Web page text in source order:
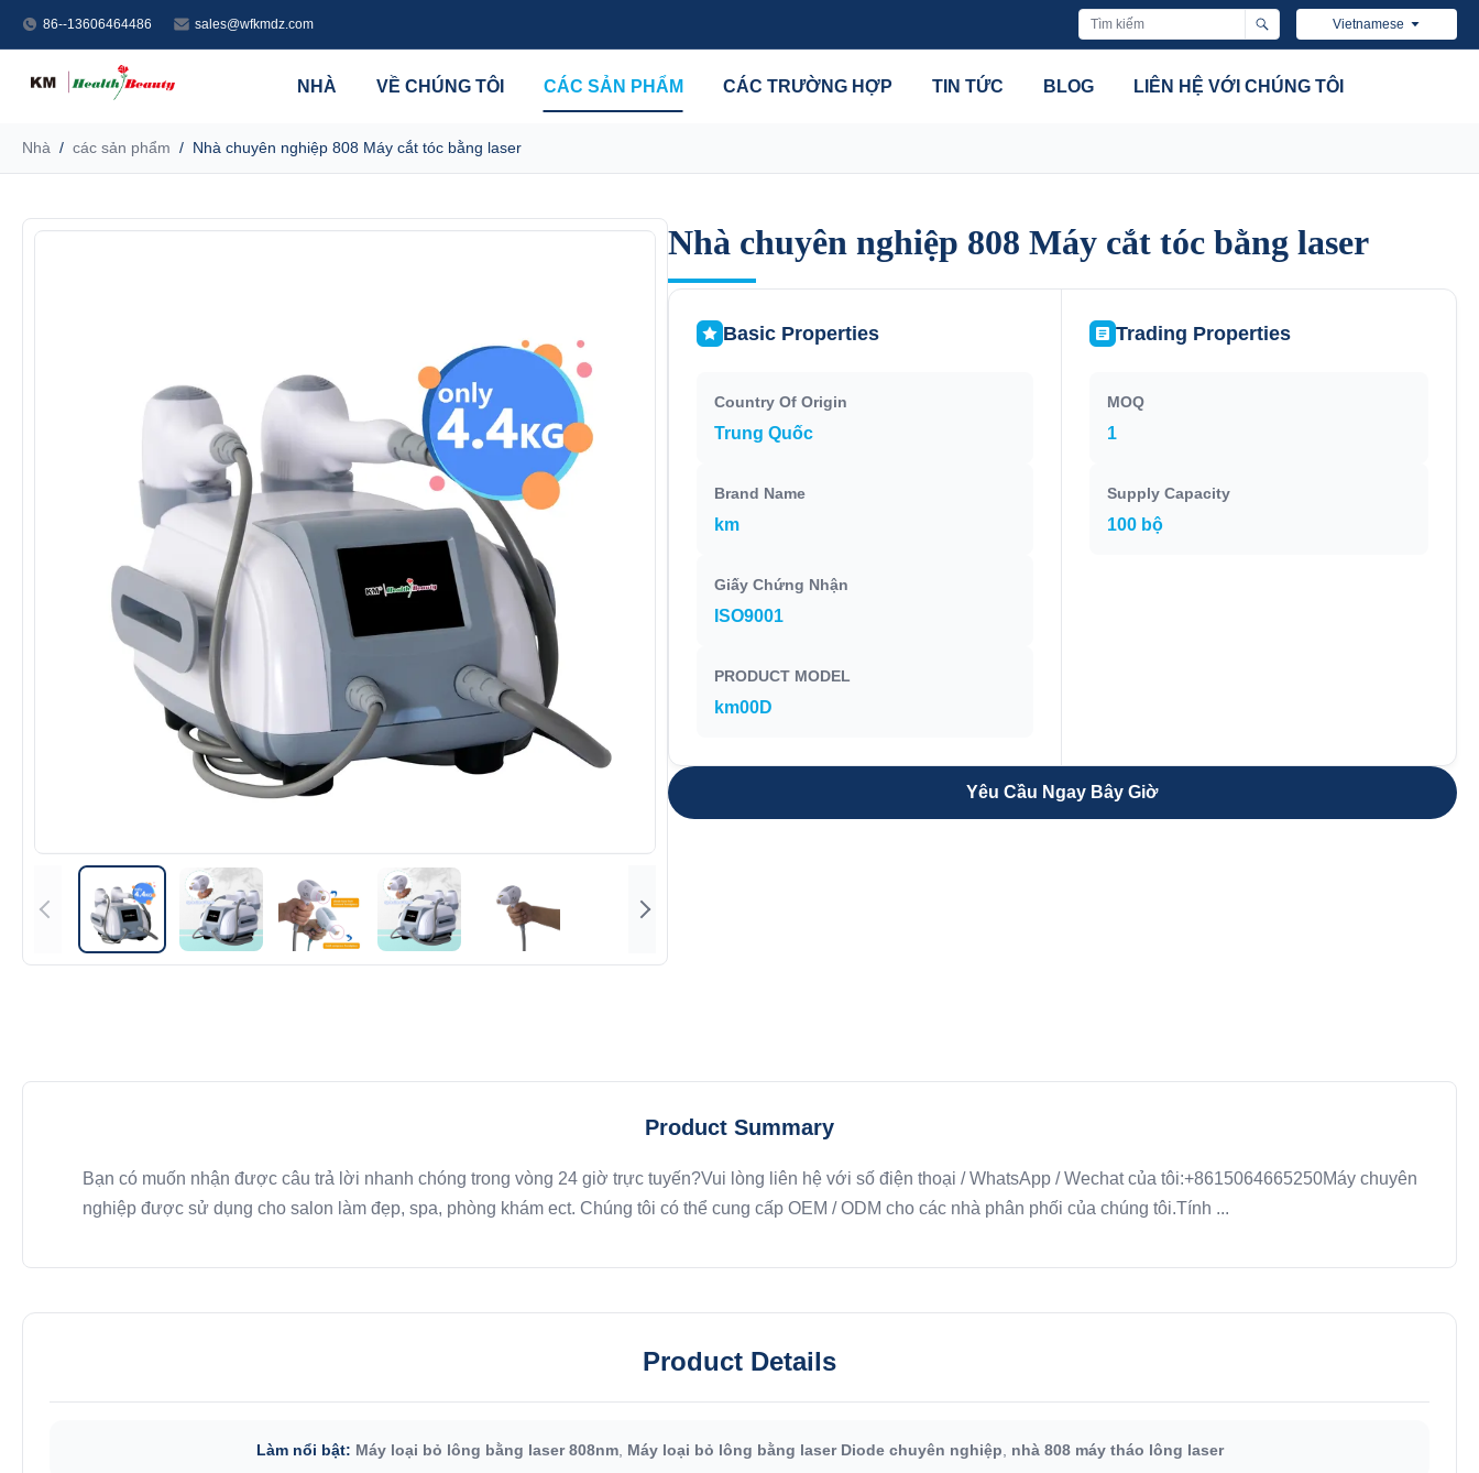
86--13606464486 sales@wfkmdz.com Vietnamese
NHÀ VỀ CHÚNG TÔI CÁC SẢN PHẨM CÁC TRƯỜNG HỢP TIN TỨC BLOG LIÊN HỆ VỚI CHÚNG TÔI
Nhà / các sản phẩm / Nhà chuyên nghiệp 808 Máy cắt tóc bằng laser
Nhà chuyên nghiệp 808 Máy cắt tóc bằng laser
Nhà chuyên nghiệp 808 Máy cắt tóc bằng laser
Basic Properties
Country Of Origin
Trung Quốc
Brand Name
km
Giấy Chứng Nhận
ISO9001
PRODUCT MODEL
km00D
Trading Properties
MOQ
1
Supply Capacity
100 bộ
Yêu Cầu Ngay Bây Giờ
Product Summary
Bạn có muốn nhận được câu trả lời nhanh chóng trong vòng 24 giờ trực tuyến?Vui lòng liên hệ với số điện thoại / WhatsApp / Wechat của tôi:+8615064665250Máy chuyên
nghiệp được sử dụng cho salon làm đẹp, spa, phòng khám ect. Chúng tôi có thể cung cấp OEM / ODM cho các nhà phân phối của chúng tôi.Tính ...
Product Details
Làm nổi bật: Máy loại bỏ lông bằng laser 808nm, Máy loại bỏ lông bằng laser Diode chuyên nghiệp nhà 808 máy tháo lông laser